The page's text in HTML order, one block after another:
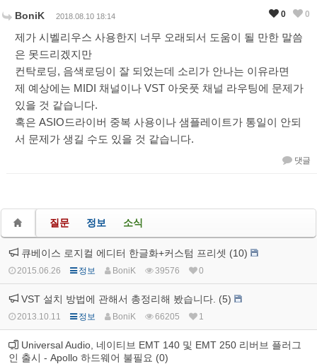
BoniK 2018.08.10 18:14
제가 시벨리우스 사용한지 너무 오래되서 도움이 될 만한 말씀
은 못드리겠지만
컨탁로딩, 음색로딩이 잘 되었는데 소리가 안나는 이유라면
제 예상에는 MIDI 채널이나 VST 아웃풋 채널 라우팅에 문제가
있을 것 같습니다.
혹은 ASIO드라이버 중복 사용이나 샘플레이트가 통일이 안되
서 문제가 생길 수도 있을 것 같습니다.
댓글
0 0
질문 정보 소식
큐베이스 로지컬 에디터 한글화+커스텀 프리셋 (10)
2015.06.26 정보 BoniK 39576 0
VST 설치 방법에 관해서 총정리해 봤습니다. (5)
2013.10.11 정보 BoniK 66205 1
Universal Audio, 네이티브 EMT 140 및 EMT 250 리버브 플러그
인 출시 - Apollo 하드웨어 불필요 (0)